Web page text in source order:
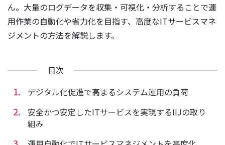
ん。大量のログデータを収集・可視化・分析することで運
用作業の自動化や省力化を目指す、高度なITサービスマネ
ジメントの方法を解説します。
目次
デジタル化促進で高まるシステム運用の負荷
安全かつ安定したITサービスを実現するIIJの取り
組み